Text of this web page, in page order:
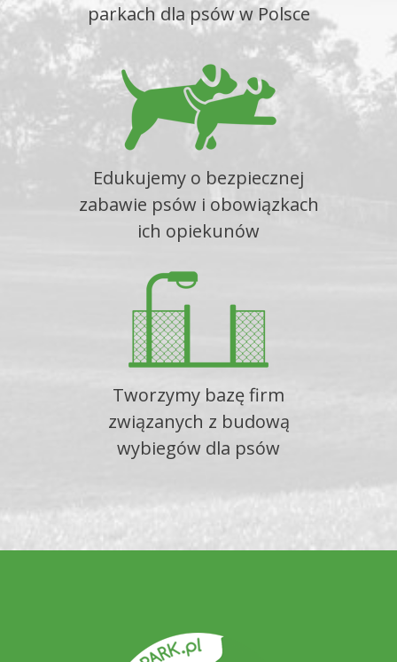
parkach dla psów w Polsce
Edukujemy o bezpiecznej
zabawie psów i obowiązkach
ich opiekunów
Tworzymy bazę firm
związanych z budową
wybiegów dla psów